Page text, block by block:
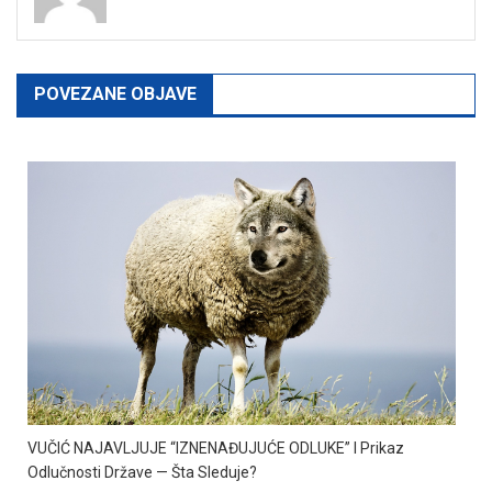
POVEZANE OBJAVE
VUČIĆ NAJAVLJUJE “IZNENAĐUJUĆE ODLUKE” I Prikaz
Odlučnosti Države — Šta Sleduje?